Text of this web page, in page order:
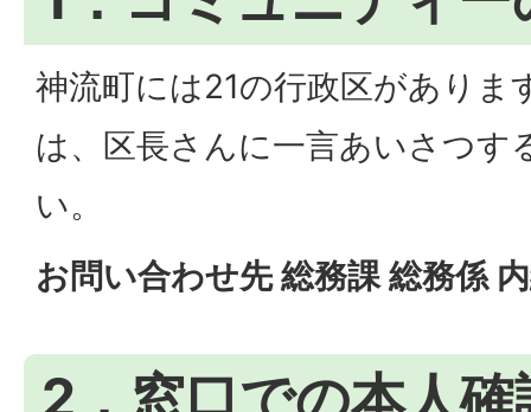
神流町には21の行政区がありま
は、区長さんに一言あいさつす
い。
お問い合わせ先 総務課 総務係
2．窓口での本人